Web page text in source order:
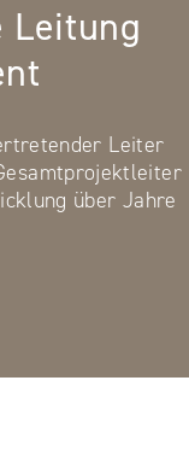
Leiter
über Jahre